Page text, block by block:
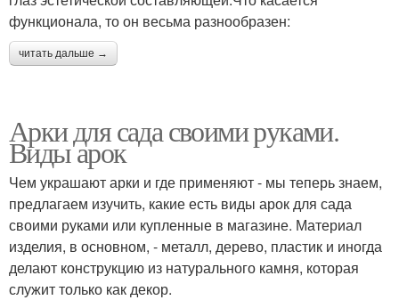
функционала, то он весьма разнообразен:
читать дальше →
Арки для сада своими руками.
Виды арок
Чем украшают арки и где применяют - мы теперь знаем,
предлагаем изучить, какие есть виды арок для сада
своими руками или купленные в магазине. Материал
изделия, в основном, - металл, дерево, пластик и иногда
делают конструкцию из натурального камня, которая
служит только как декор.